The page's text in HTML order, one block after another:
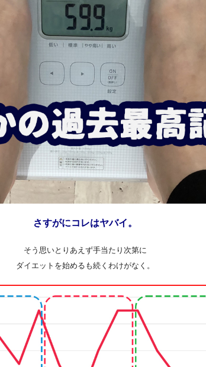
さすがにコレはヤバイ。
そう思いとりあえず手当たり次第に
ダイエットを始めるも続くわけがなく。